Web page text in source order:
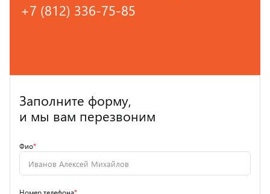
+7 (812) 336-75-85
Заполните форму,
и мы вам перезвоним
Фио*